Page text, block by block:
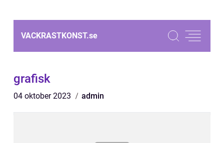
VACKRASTKONST.se
grafisk
04 oktober 2023 admin